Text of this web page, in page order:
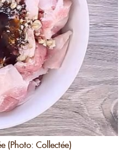
(Photo: Collectée)